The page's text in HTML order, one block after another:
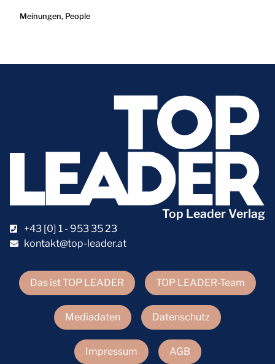
Meinungen, People
Das ist TOP LEADER TOP LEADER-Team
Mediadaten Datenschutz
Impressum AGB
Top Leader Verlag
+43 [0] 1 - 953 35 23
kontakt@top-leader.at